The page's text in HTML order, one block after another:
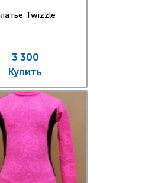
Twizzle
3 300
Купить